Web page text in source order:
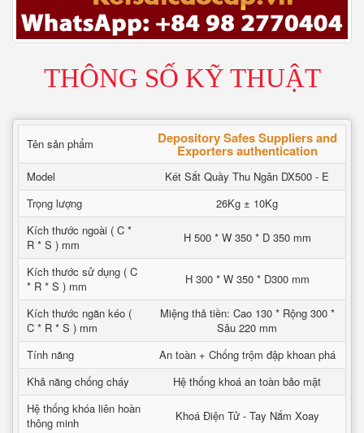
THÔNG SỐ KỸ THUẬT
Tên sản phẩm Depository Safes Suppliers and
Exporters authentication
Model
Két Sắt Quầy Thu Ngân DX500 - E
Trọng lượng
26Kg ± 10Kg
Kích thước ngoài ( C *
R * S ) mm
H 500 * W 350 * D 350 mm
Kích thước sử dụng ( C
* R * S ) mm
H 300 * W 350 * D300 mm
Kích thước ngăn kéo (
C * R * S ) mm
Miệng thả tiền: Cao 130 * Rộng 300 *
Sâu 220 mm
Tính năng
An toàn + Chống trộm đập khoan phá
Khả năng chống cháy
Hệ thống khoá an toàn bảo mật
Hệ thống khóa liên hoàn
thông minh
Khoá Điện Tử - Tay Nắm Xoay